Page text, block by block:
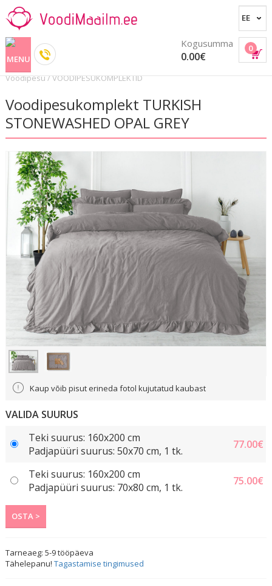
0
Kogusumma
0.00€
Voodipesu/VOODIPESUKOMPLEKTID
Voodipesukomplekt TURKISH
STONEWASHED OPAL GREY
Kaup võib pisut erineda fotol kujutatud kaubast
VALIDA SUURUS
Teki suurus: 160x200 cm
Padjapüüri suurus: 50x70 cm, 1 tk.
77.00€
Teki suurus: 160x200 cm
Padjapüüri suurus: 70x80 cm, 1 tk.
75.00€
OSTA >
Tarneaeg:5-9tööpäeva
Tähelepanu!Tagastamise tingimused